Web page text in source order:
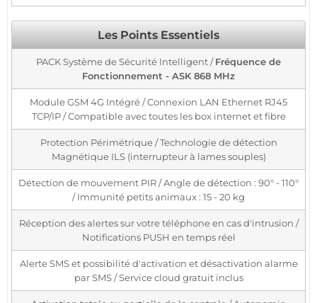
Les Points Essentiels
PACK Système de Sécurité Intelligent /Fréquence de
Fonctionnement - ASK 868 MHz
Module GSM 4G Intégré / Connexion LAN Ethernet RJ45
TCP/IP / Compatible avec toutes les box internet et fibre
Protection Périmétrique / Technologie de détection
Magnétique ILS (interrupteur à lames souples)
Détection de mouvement PIR / Angle de détection : 90° - 110°
/ Immunité petits animaux : 15 - 20 kg
Réception des alertes sur votre téléphone en cas d'intrusion /
Notifications PUSH en temps réel
Alerte SMS et possibilité d'activation et désactivation alarme
par SMS / Service cloud gratuit inclus